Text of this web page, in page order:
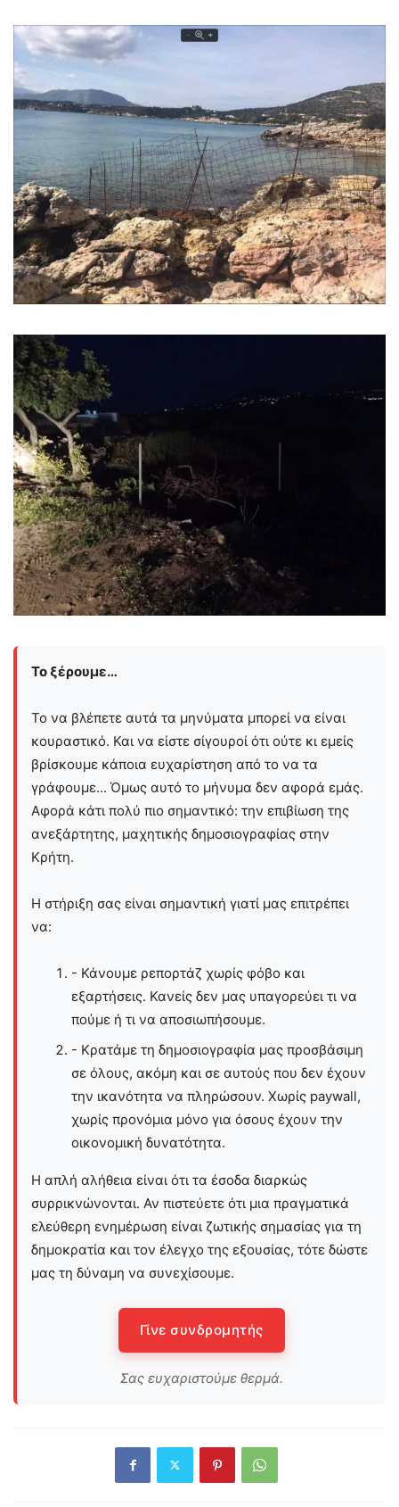
Το ξέρουμε…
Το να βλέπετε αυτά τα μηνύματα μπορεί να είναι
κουραστικό. Και να είστε σίγουροί ότι ούτε κι εμείς
βρίσκουμε κάποια ευχαρίστηση από το να τα
γράφουμε... Όμως αυτό το μήνυμα δεν αφορά εμάς.
Αφορά κάτι πολύ πιο σημαντικό: την επιβίωση της
ανεξάρτητης, μαχητικής δημοσιογραφίας στην
Kρήτη.
Η στήριξη σας είναι σημαντική γιατί μας επιτρέπει
να:
- Κάνουμε ρεπορτάζ χωρίς φόβο και
εξαρτήσεις. Κανείς δεν μας υπαγορεύει τι να
πούμε ή τι να αποσιωπήσουμε.
- Κρατάμε τη δημοσιογραφία μας προσβάσιμη
σε όλους, ακόμη και σε αυτούς που δεν έχουν
την ικανότητα να πληρώσουν. Χωρίς paywall,
χωρίς προνόμια μόνο για όσους έχουν την
οικονομική δυνατότητα.
Η απλή αλήθεια είναι ότι τα έσοδα διαρκώς
συρρικνώνονται. Αν πιστεύετε ότι μια πραγματικά
ελεύθερη ενημέρωση είναι ζωτικής σημασίας για τη
δημοκρατία και τον έλεγχο της εξουσίας, τότε δώστε
μας τη δύναμη να συνεχίσουμε.
Γίνε συνδρομητής
Σας ευχαριστούμε θερμά.